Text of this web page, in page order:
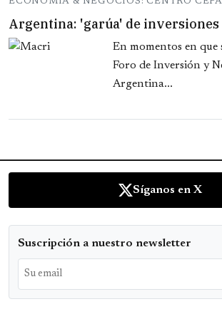
Argentina: 'garúa' de inversiones
En momentos en que
Foro de Inversión y
Argentina...
Síganos en X
Suscripción a nuestro newsletter